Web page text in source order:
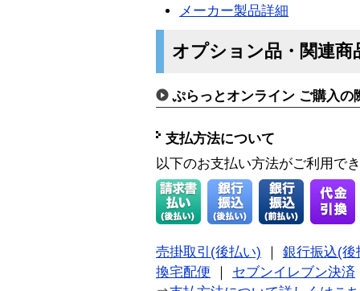
メーカー製品詳細
オプション品・関連商
ぷらっとオンライン ご購入の
支払方法について
以下のお支払い方法がご利用で
売掛取引(後払い) ｜ 銀行振込(後
換宅配便 ｜ セブンイレブン決済